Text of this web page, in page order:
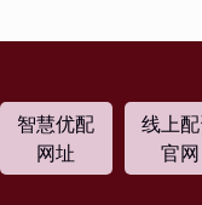
智慧优配
网址
线上
官网